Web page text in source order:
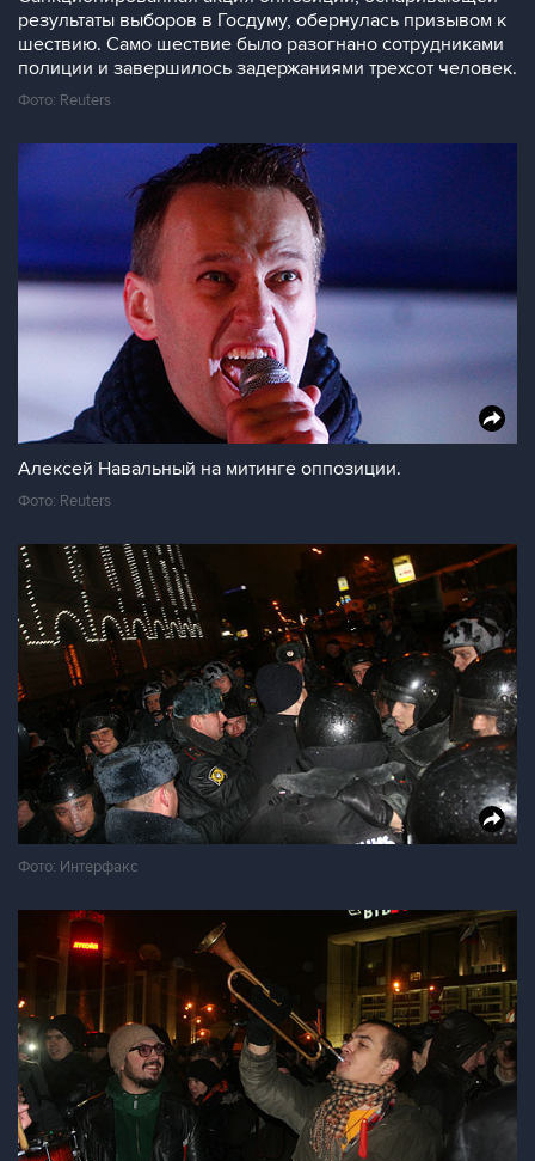
результаты выборов в Госдуму, обернулась призывом к
шествию. Само шествие было разогнано сотрудниками
полиции и завершилось задержаниями трехсот человек.
Фото: Reuters
Алексей Навальный на митинге оппозиции.
Фото: Reuters
Фото: Интерфакс